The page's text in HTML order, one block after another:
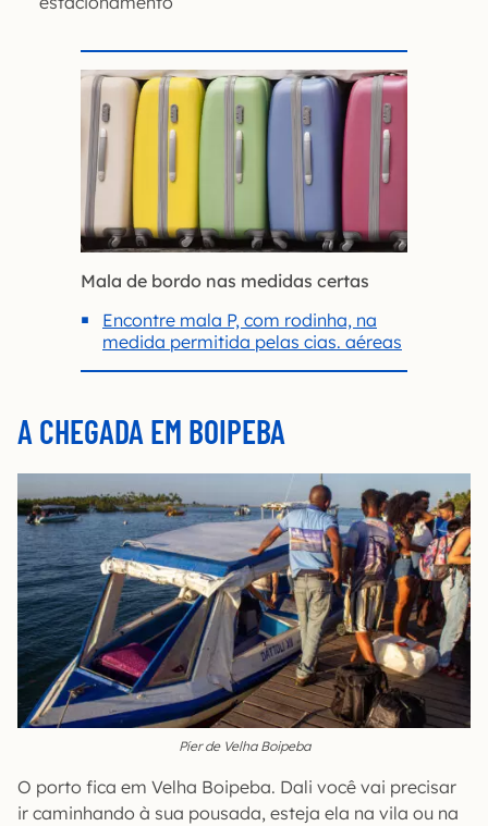
Mala de bordo nas medidas certas
Encontre mala P, com rodinha, na
medida permitida pelas cias. aéreas
A CHEGADA EM BOIPEBA
Píer de Velha Boipeba
O porto fica em Velha Boipeba. Dali você vai precisar
ir caminhando à sua pousada, esteja ela na vila ou na